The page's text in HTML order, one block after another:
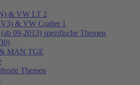
& VW LT 2
& VW Crafter 1
09-2013) spezifische Themen
MAN TGE
Themen